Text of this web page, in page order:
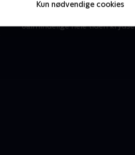
Kun nødvendige cookies
velkendte navne og nyere
hvor familieliv og kriminalitet
ualmindelige hele tiden